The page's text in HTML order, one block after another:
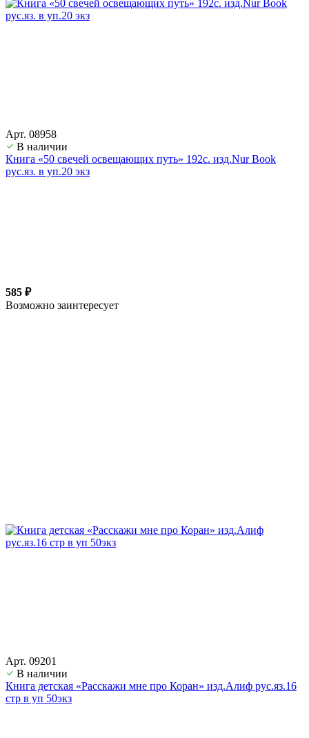
Арт. 08958
В наличии
Книга «50 свечей освещающих путь» 192с. изд.Nur Book
рус.яз. в уп.20 экз
585 ₽
Возможно заинтересует
Арт. 09201
В наличии
Книга детская «Расскажи мне про Коран» изд.Алиф рус.яз.16
стр в уп 50экз